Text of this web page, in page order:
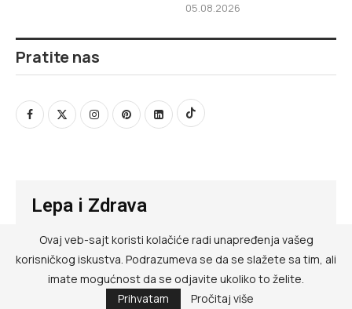
05.08.2026
Pratite nas
Lepa i Zdrava
@ RED MEDIA GROUP 2026
Kontakt
Ovaj veb-sajt koristi kolačiće radi unapređenja vašeg
korisničkog iskustva. Podrazumeva se da se slažete sa tim, ali
imate mogućnost da se odjavite ukoliko to želite.
Prihvatam
Pročitaj više